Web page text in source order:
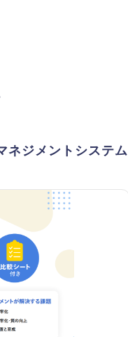
ネジメントシステム